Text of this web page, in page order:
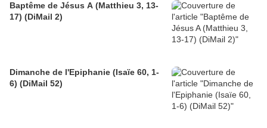
Baptême de Jésus A (Matthieu 3, 13-
17) (DiMail 2)
Dimanche de l'Epiphanie (Isaïe 60, 1-
6) (DiMail 52)